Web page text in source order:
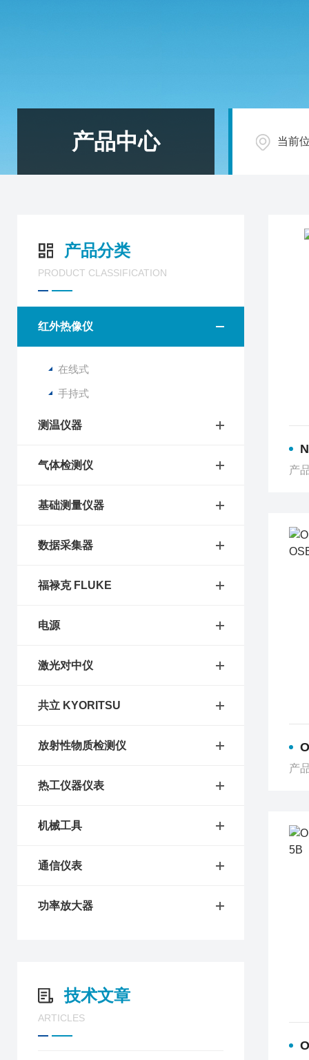
产品中心 当前
产品分类
PRODUCT CLASSIFICATION
红外热像仪
在线式
手持式
测温仪器
气体检测仪
基础测量仪器
数据采集器
福禄克 FLUKE
电源
激光对中仪
共立 KYORITSU
放射性物质检测仪
热工仪器仪表
机械工具
通信仪表
功率放大器
技术文章
ARTICLES
产
产